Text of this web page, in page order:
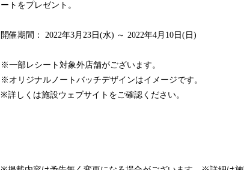
ートをプレゼント。
開催期間： 2022年3月23日(水) ～ 2022年4月10日(日)
※一部レシート対象外店舗がございます。
※オリジナルノートバッチデザインはイメージです。
※詳しくは施設ウェブサイトをご確認ください。